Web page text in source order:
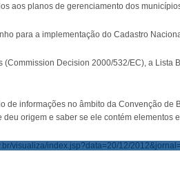
aos planos de gerenciamento dos
para a implementação do Cadastro
Decision 2000/532/EC), a
de informações no âmbito da Convenção
origem e saber se ele contém elementos
visualiza/index.jsp?data=20/12/